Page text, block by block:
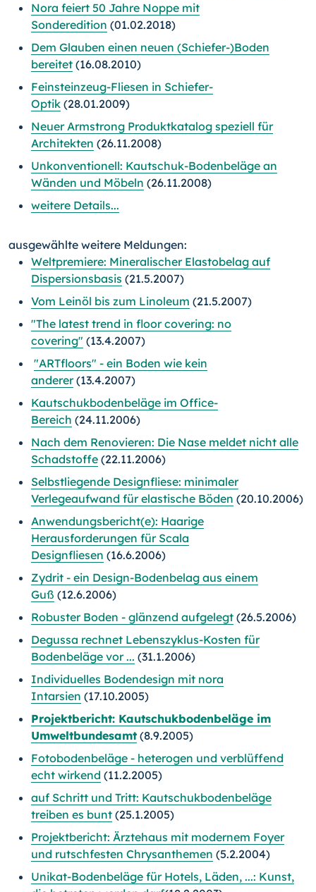
Nora feiert 50 Jahre Noppe mit
Sonderedition (01.02.2018)
Dem Glauben einen neuen (Schiefer-)Boden
bereitet (16.08.2010)
Feinsteinzeug-Fliesen in Schiefer-
Optik (28.01.2009)
Neuer Armstrong Produktkatalog speziell für
Architekten (26.11.2008)
Unkonventionell: Kautschuk-Bodenbeläge an
Wänden und Möbeln (26.11.2008)
weitere Details...
ausgewählte weitere Meldungen:
Weltpremiere: Mineralischer Elastobelag auf
Dispersionsbasis (21.5.2007)
Vom Leinöl bis zum Linoleum (21.5.2007)
"The latest trend in floor covering: no
covering" (13.4.2007)
"ARTfloors" - ein Boden wie kein
anderer(13.4.2007)
Kautschukbodenbeläge im Office-
Bereich (24.11.2006)
Nach dem Renovieren: Die Nase meldet nicht alle
Schadstoffe (22.11.2006)
Selbstliegende Designfliese: minimaler
Verlegeaufwand für elastische Böden (20.10.2006)
Anwendungsbericht(e): Haarige
Herausforderungen für Scala
Designfliesen (16.6.2006)
Zydrit - ein Design-Bodenbelag aus einem
Guß (12.6.2006)
Robuster Boden - glänzend aufgelegt (26.5.2006)
Degussa rechnet Lebenszyklus-Kosten für
Bodenbeläge vor ... (31.1.2006)
Individuelles Bodendesign mit nora
Intarsien (17.10.2005)
Projektbericht: Kautschukbodenbeläge im
Umweltbundesamt (8.9.2005)
Fotobodenbeläge - heterogen und verblüffend
echt wirkend (11.2.2005)
auf Schritt und Tritt: Kautschukbodenbeläge
treiben es bunt (25.1.2005)
Projektbericht: Ärztehaus mit modernem Foyer
und rutschfesten Chrysanthemen (5.2.2004)
Unikat-Bodenbeläge für Hotels, Läden, ...: Kunst,